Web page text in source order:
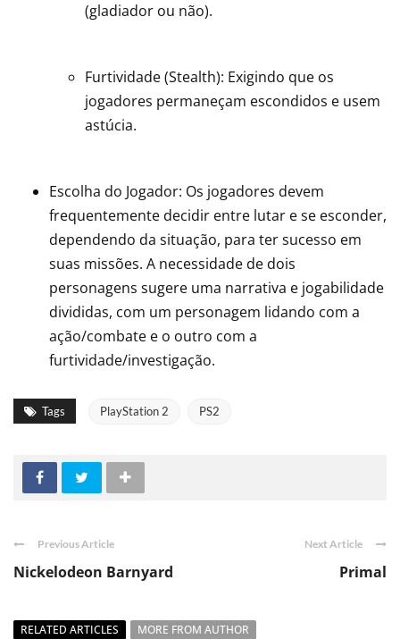
(gladiador ou não).
Furtividade (Stealth): Exigindo que os
jogadores permaneçam escondidos e usem
astúcia.
Escolha do Jogador: Os jogadores devem
frequentemente decidir entre lutar e se esconder,
dependendo da situação, para ter sucesso em
suas missões. A necessidade de dois
personagens sugere uma narrativa e jogabilidade
divididas, com um personagem lidando com a
ação/combate e o outro com a
furtividade/investigação.
Tags PlayStation 2 PS2
Previous Article
Nickelodeon Barnyard
Next Article
Primal
RELATED ARTICLES
MORE FROM AUTHOR